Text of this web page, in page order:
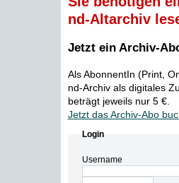
nd-Altarchiv
Jetzt ein Archiv-
Als AbonnentIn (Print,
nd-Archiv als digitales
beträgt jeweils nur 5 €.
Jetzt das Archiv-Abo
Login
Username